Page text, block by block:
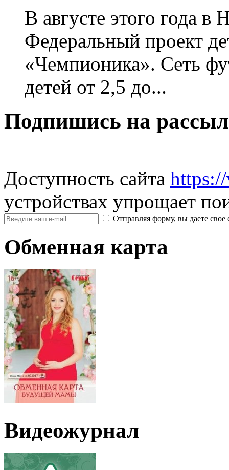
В августе этого года
Федеральный проект
«Чемпионика». Сеть
детей от 2,5 до...
Подпишись на
Доступность сайта
устройствах упрощает
Отправляя форму, вы даете
Обменная карта
Видеожурнал